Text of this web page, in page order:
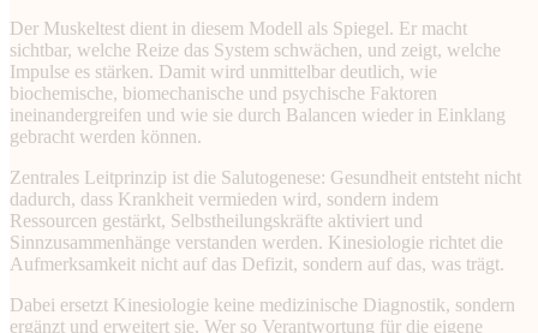
Der Muskeltest dient in diesem Modell als Spiegel. Er macht
sichtbar, welche Reize das System schwächen, und zeigt, welche
Impulse es stärken. Damit wird unmittelbar deutlich, wie
biochemische, biomechanische und psychische Faktoren
ineinandergreifen und wie sie durch Balancen wieder in Einklang
gebracht werden können.
Zentrales Leitprinzip ist die Salutogenese: Gesundheit entsteht nicht
dadurch, dass Krankheit vermieden wird, sondern indem
Ressourcen gestärkt, Selbstheilungskräfte aktiviert und
Sinnzusammenhänge verstanden werden. Kinesiologie richtet die
Aufmerksamkeit nicht auf das Defizit, sondern auf das, was trägt.
Dabei ersetzt Kinesiologie keine medizinische Diagnostik, sondern
ergänzt und erweitert sie. Wer so Verantwortung für die eigene